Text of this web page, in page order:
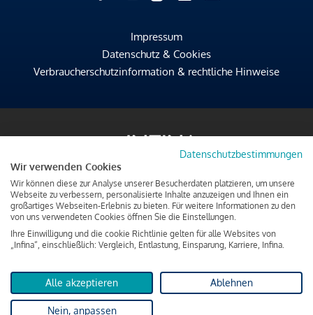
Impressum
Datenschutz & Cookies
Verbraucherschutzinformation & rechtliche Hinweise
Datenschutzbestimmungen
Wir verwenden Cookies
Wir können diese zur Analyse unserer Besucherdaten platzieren, um unsere
Webseite zu verbessern, personalisierte Inhalte anzuzeigen und Ihnen ein
großartiges Webseiten-Erlebnis zu bieten. Für weitere Informationen zu den
von uns verwendeten Cookies öffnen Sie die Einstellungen.
Ihre Einwilligung und die cookie Richtlinie gelten für alle Websites von
„Infina“, einschließlich: Vergleich, Entlastung, Einsparung, Karriere, Infina.
Alle akzeptieren Ablehnen
Nein, anpassen